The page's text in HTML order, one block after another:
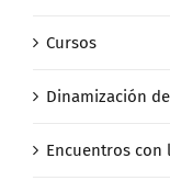
Cursos
Dinamización
Encuentros con